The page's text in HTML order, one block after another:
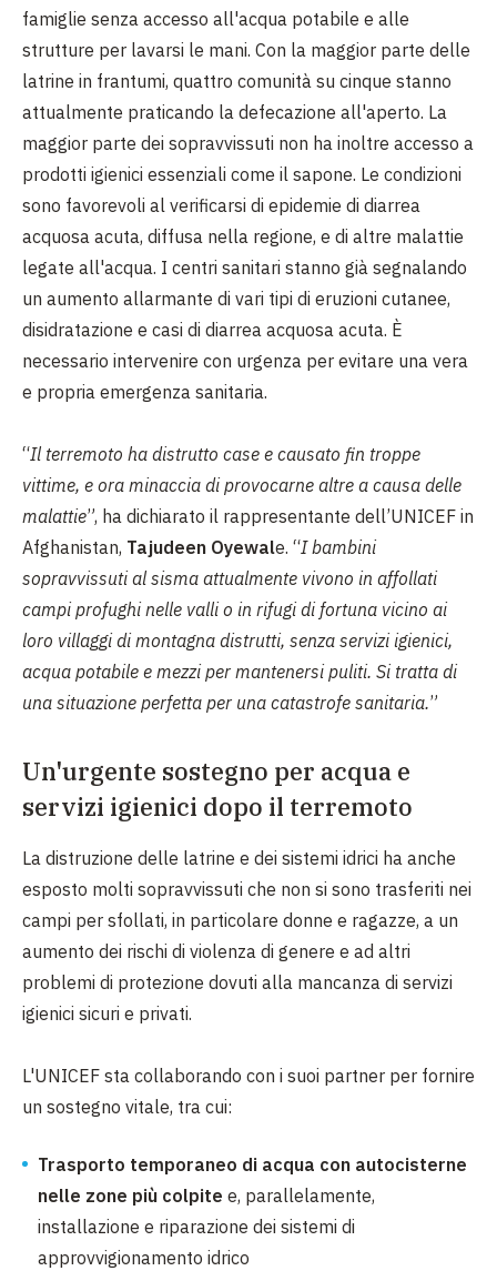
famiglie senza accesso all'acqua potabile e alle
strutture per lavarsi le mani. Con la maggior parte delle
latrine in frantumi, quattro comunità su cinque stanno
attualmente praticando la defecazione all'aperto. La
maggior parte dei sopravvissuti non ha inoltre accesso a
prodotti igienici essenziali come il sapone. Le condizioni
sono favorevoli al verificarsi di epidemie di diarrea
acquosa acuta, diffusa nella regione, e di altre malattie
legate all'acqua. I centri sanitari stanno già segnalando
un aumento allarmante di vari tipi di eruzioni cutanee,
disidratazione e casi di diarrea acquosa acuta. È
necessario intervenire con urgenza per evitare una vera
e propria emergenza sanitaria.
“Il terremoto ha distrutto case e causato fin troppe
vittime, e ora minaccia di provocarne altre a causa delle
malattie”, ha dichiarato il rappresentante dell’UNICEF in
Afghanistan, Tajudeen Oyewale. “I bambini
sopravvissuti al sisma attualmente vivono in affollati
campi profughi nelle valli o in rifugi di fortuna vicino ai
loro villaggi di montagna distrutti, senza servizi igienici,
acqua potabile e mezzi per mantenersi puliti. Si tratta di
una situazione perfetta per una catastrofe sanitaria.”
Un'urgente sostegno per acqua e
servizi igienici dopo il terremoto
La distruzione delle latrine e dei sistemi idrici ha anche
esposto molti sopravvissuti che non si sono trasferiti nei
campi per sfollati, in particolare donne e ragazze, a un
aumento dei rischi di violenza di genere e ad altri
problemi di protezione dovuti alla mancanza di servizi
igienici sicuri e privati.
L'UNICEF sta collaborando con i suoi partner per fornire
un sostegno vitale, tra cui:
Trasporto temporaneo di acqua con autocisterne
nelle zone più colpite e, parallelamente,
installazione e riparazione dei sistemi di
approvvigionamento idrico